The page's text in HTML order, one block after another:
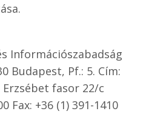
Információszabadság
Budapest, Pf.: 5. Cím:
Erzsébet fasor 22/c
Fax: +36 (1) 391-1410